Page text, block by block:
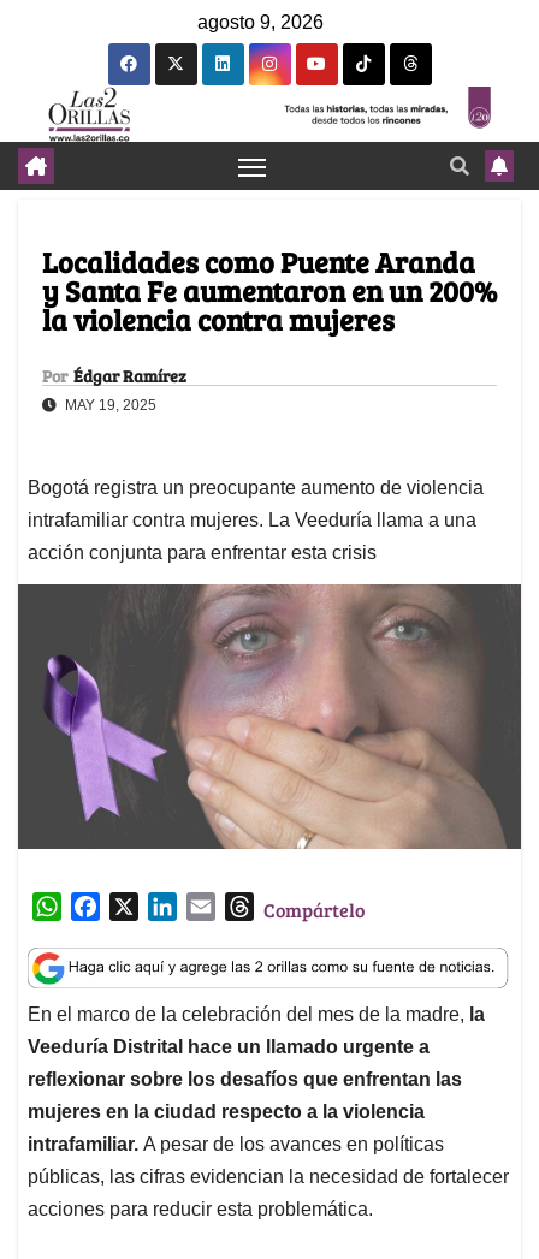
agosto 9, 2026
Localidades como Puente Aranda
y Santa Fe aumentaron en un 200%
la violencia contra mujeres
Por Édgar Ramírez
MAY 19, 2025
Bogotá registra un preocupante aumento de violencia
intrafamiliar contra mujeres. La Veeduría llama a una
acción conjunta para enfrentar esta crisis
W
a
t
s
A
p
p
c
e
b
o
o
k
n
k
e
d
I
n
a
i
l
T
r
e
a
d
s
Compártelo
En el marco de la celebración del mes de la madre, la
Veeduría Distrital hace un llamado urgente a
reflexionar sobre los desafíos que enfrentan las
mujeres en la ciudad respecto a la violencia
intrafamiliar. A pesar de los avances en políticas
públicas, las cifras evidencian la necesidad de fortalecer
acciones para reducir esta problemática.